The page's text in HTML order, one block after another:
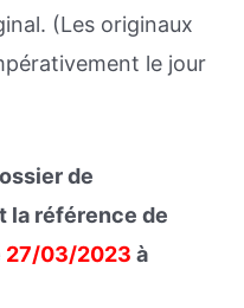
(Les originaux
le jour
de
la référence de
27/03/2023 à